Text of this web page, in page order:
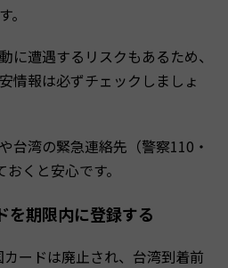
に遭遇するリスクもあるため、
情報は必ずチェックしましょ
台湾の緊急連絡先（警察110・
くと安心です。
を期限内に登録する
ードは廃止され、台湾到着前